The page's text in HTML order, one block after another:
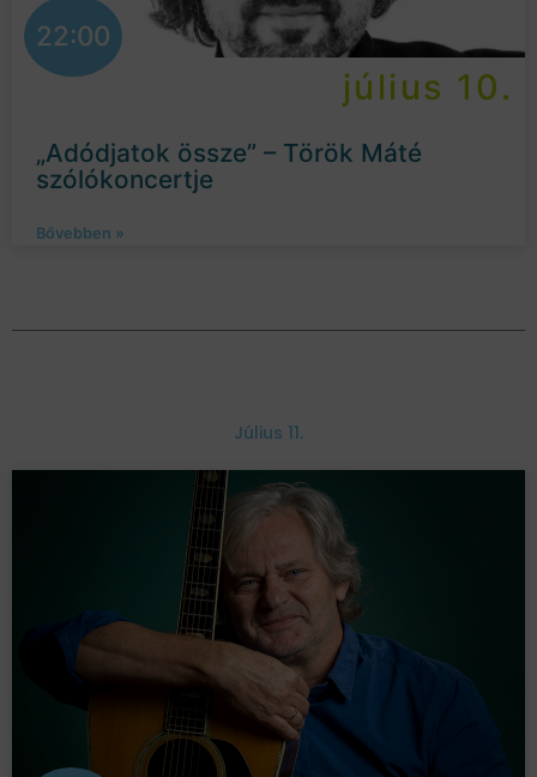
22:00
július 10.
„Adódjatok össze” – Török Máté
szólókoncertje
Bővebben »
Július 11.